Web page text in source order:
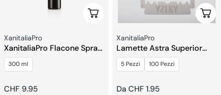
Aggiungi Al Carrello
Venditore:
XanitaliaPro
XanitaliaPro Flacone Spray
300 ml
300 ml
Prezzo
CHF 9.95
Venditore:
XanitaliaPro
Lamette Astra Superior
Platinum
5 Pezzi 100 Pezzi
Prezzo
Da CHF 1.95